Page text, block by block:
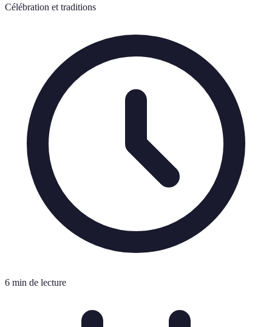
Célébration et traditions
6 min de lecture